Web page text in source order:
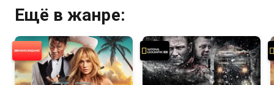
Ещё в жанре: